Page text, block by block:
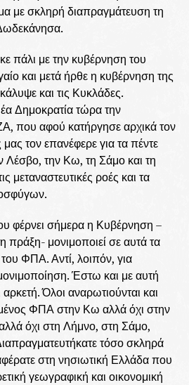
με σκληρή διαπραγμάτευση τη
πάλι με την κυβέρνηση του
και μετά ήρθε η κυβέρνηση της
και τις Κυκλάδες.
Δημοκρατία τώρα την
που αφού κατήργησε αρχικά τον
τον επανέφερε για τα πέντε
Λέσβο, την Κω, τη Σάμο και τη
μεταναστευτικές ροές και τα
φέρνει σήμερα η Κυβέρνηση –
πράξη- μονιμοποιεί σε αυτά τα
ΦΠΑ. Αντί, λοιπόν, για
Έστω και με αυτή
Όλοι αναρωτιούνται και
ΦΠΑ στην Κω αλλά όχι στην
όχι στη Λήμνο, στη Σάμο,
τόσο σκληρά
στη νησιωτική Ελλάδα που
γεωγραφική και οικονομική